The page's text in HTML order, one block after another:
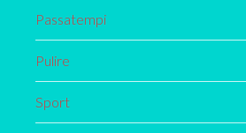
Passatempi
Pulire
Sport